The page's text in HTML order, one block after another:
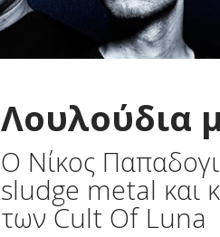
Λουλούδια
O Nίκος
sludge metal και
των Cult Of Luna